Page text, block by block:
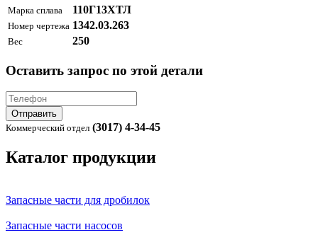
Марка сплава 110Г13ХТЛ
Номер чертежа 1342.03.263
Вес 250
Оставить запрос по этой детали
Отправить
Коммерческий отдел (3017) 4-34-45
Каталог продукции
Запасные части для дробилок
Запасные части насосов